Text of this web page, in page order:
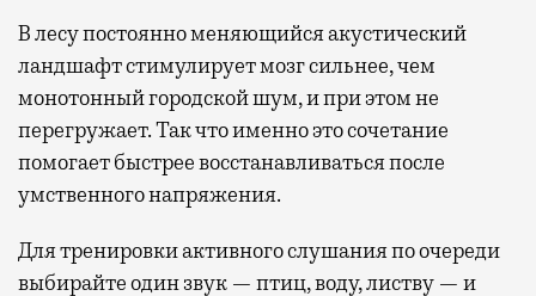
В лесу постоянно меняющийся акустический
ландшафт стимулирует мозг сильнее, чем
монотонный городской шум, и при этом не
перегружает. Так что именно это сочетание
помогает быстрее восстанавливаться после
умственного напряжения.
Для тренировки активного слушания по очереди
выбирайте один звук — птиц, воду, листву — и